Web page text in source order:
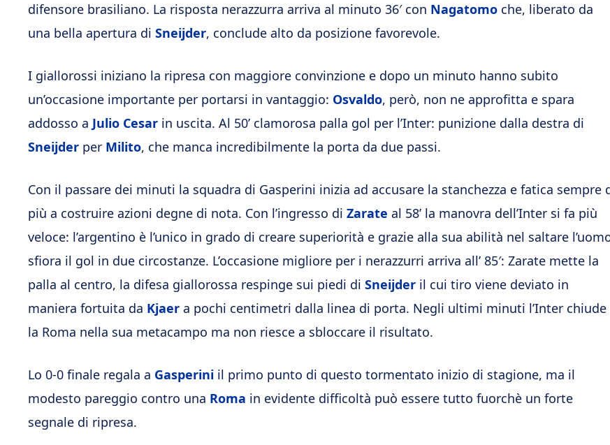
difensore brasiliano. La risposta nerazzurra arriva al minuto 36′ con Nagatomo che, liberato da
una bella apertura di Sneijder, conclude alto da posizione favorevole.
I giallorossi iniziano la ripresa con maggiore convinzione e dopo un minuto hanno subito
un’occasione importante per portarsi in vantaggio: Osvaldo, però, non ne approfitta e spara
addosso a Julio Cesar in uscita. Al 50’ clamorosa palla gol per l’Inter: punizione dalla destra di
Sneijder per Milito, che manca incredibilmente la porta da due passi.
Con il passare dei minuti la squadra di Gasperini inizia ad accusare la stanchezza e fatica sempre
più a costruire azioni degne di nota. Con l’ingresso di Zarate al 58’ la manovra dell’Inter si fa più
veloce: l’argentino è l’unico in grado di creare superiorità e grazie alla sua abilità nel saltare
sfiora il gol in due circostanze. L’occasione migliore per i nerazzurri arriva all’ 85′: Zarate mette la
palla al centro, la difesa giallorossa respinge sui piedi di Sneijder il cui tiro viene deviato in
maniera fortuita da Kjaer a pochi centimetri dalla linea di porta. Negli ultimi minuti l’Inter chiude
la Roma nella sua metacampo ma non riesce a sbloccare il risultato.
Lo 0-0 finale regala a Gasperini il primo punto di questo tormentato inizio di stagione, ma il
modesto pareggio contro una Roma in evidente difficoltà può essere tutto fuorchè un forte
segnale di ripresa.